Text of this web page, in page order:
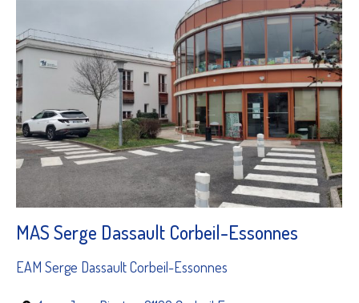
MAS Serge Dassault Corbeil-Essonnes
EAM Serge Dassault Corbeil-Essonnes